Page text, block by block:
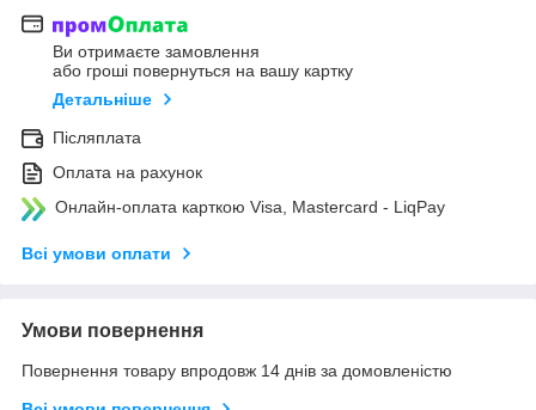
Ви отримаєте замовлення
або гроші повернуться на вашу картку
Детальніше
Післяплата
Оплата на рахунок
Онлайн-оплата карткою Visa, Mastercard - LiqPay
Всі умови оплати
Умови повернення
Повернення товару впродовж 14 днів за домовленістю